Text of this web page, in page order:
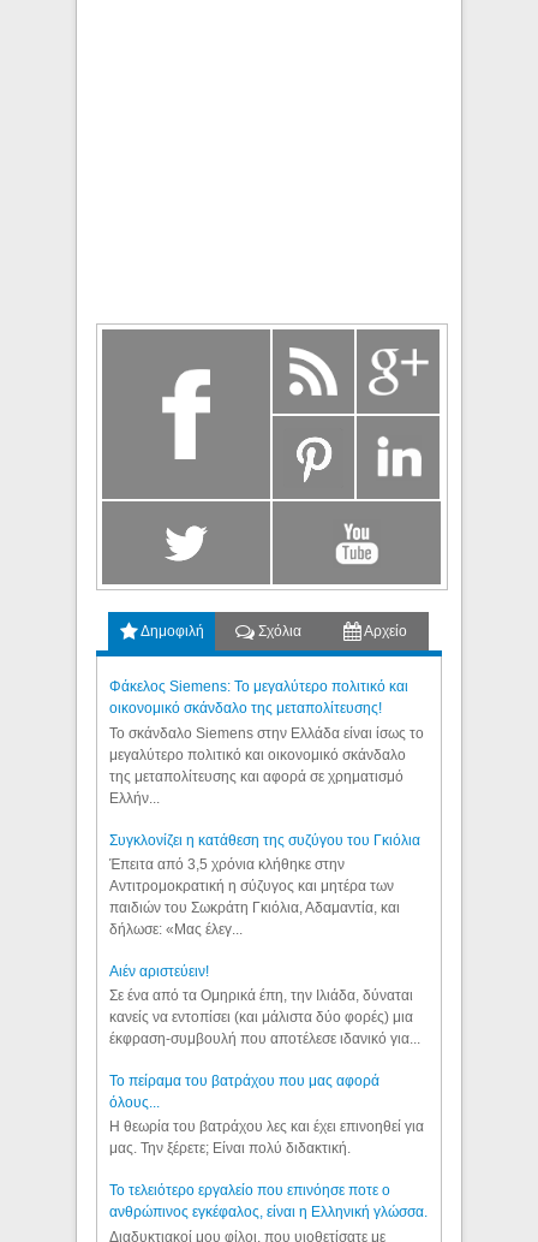
Δημοφιλή Σχόλια Αρχείο
Φάκελος Siemens: Το μεγαλύτερο πολιτικό και
οικονομικό σκάνδαλο της μεταπολίτευσης!
Το σκάνδαλο Siemens στην Ελλάδα είναι ίσως το
μεγαλύτερο πολιτικό και οικονομικό σκάνδαλο
της μεταπολίτευσης και αφορά σε χρηματισμό
Ελλήν...
Συγκλονίζει η κατάθεση της συζύγου του Γκιόλια
Έπειτα από 3,5 χρόνια κλήθηκε στην
Αντιτρομοκρατική η σύζυγος και μητέρα των
παιδιών του Σωκράτη Γκιόλια, Αδαμαντία, και
δήλωσε: «Μας έλεγ...
Aιέν αριστεύειν!
Σε ένα από τα Ομηρικά έπη, την Ιλιάδα, δύναται
κανείς να εντοπίσει (και μάλιστα δύο φορές) μια
έκφραση-συμβουλή που αποτέλεσε ιδανικό για...
Το πείραμα του βατράχου που μας αφορά
όλους...
Η θεωρία του βατράχου λες και έχει επινοηθεί για
μας. Την ξέρετε; Είναι πολύ διδακτική.
Το τελειότερο εργαλείο που επινόησε ποτε ο
ανθρώπινος εγκέφαλος, είναι η Ελληνική γλώσσα.
Διαδυκτιακοί μου φίλοι, που υιοθετίσατε με